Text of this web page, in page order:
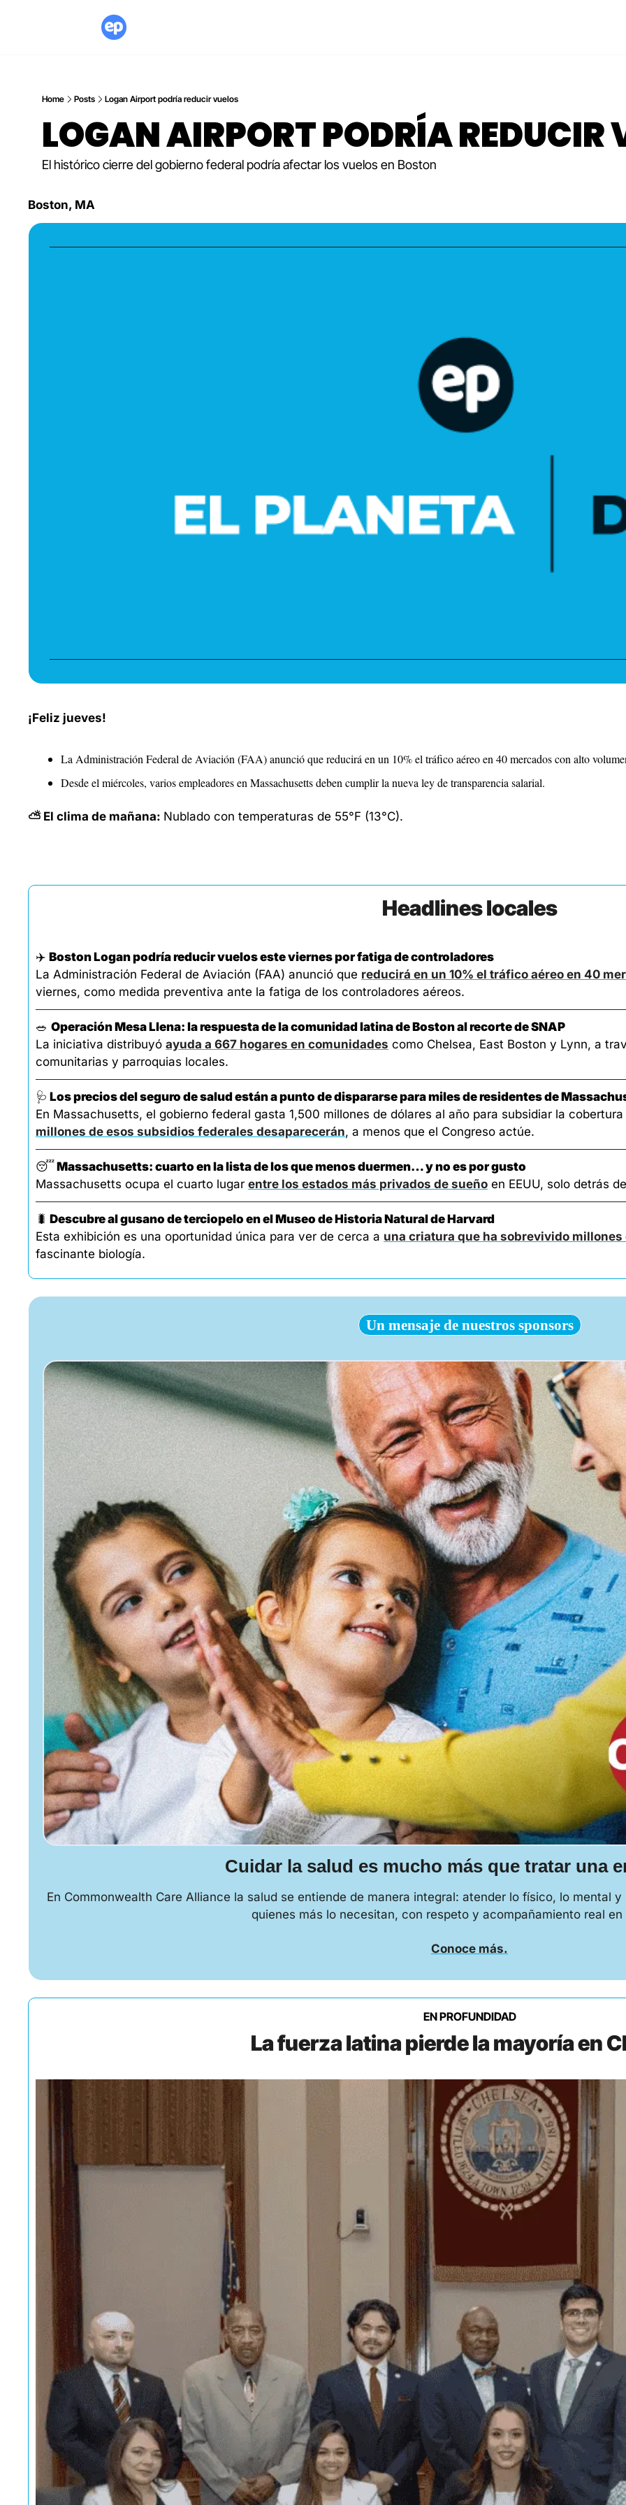
Home Posts Logan Airport podría reducir vuelos
LOGAN AIRPORT PODRÍA REDUCIR
El histórico cierre del gobierno federal podría afectar los vuelos en Boston
Boston, MA
¡Feliz jueves!
La Administración Federal de Aviación (FAA) anunció que reducirá en un 10% el tráfico aéreo en 40 mercados con alto
Desde el miércoles, varios empleadores en Massachusetts deben cumplir la nueva ley de transparencia salarial.
⛅ El clima de mañana: Nublado con temperaturas de 55°F (13°C).
Headlines locales
✈️ Boston Logan podría reducir vuelos este viernes por fatiga de controladores
La Administración Federal de Aviación (FAA) anunció que reducirá en un 10% el tráfico aéreo en 40
viernes, como medida preventiva ante la fatiga de los controladores aéreos.
🥗 Operación Mesa Llena: la respuesta de la comunidad latina de Boston al recorte de SNAP
La iniciativa distribuyó ayuda a 667 hogares en comunidades como Chelsea, East Boston y Lynn, a
comunitarias y parroquias locales.
🩺 Los precios del seguro de salud están a punto de dispararse para miles de residentes de
En Massachusetts, el gobierno federal gasta 1,500 millones de dólares al año para subsidiar la
millones de esos subsidios federales desaparecerán, a menos que el Congreso actúe.
😴 Massachusetts: cuarto en la lista de los que menos duermen… y no es por gusto
Massachusetts ocupa el cuarto lugar entre los estados más privados de sueño en EEUU, solo detrás
🐛 Descubre al gusano de terciopelo en el Museo de Historia Natural de Harvard
Esta exhibición es una oportunidad única para ver de cerca a una criatura que ha sobrevivido millones
fascinante biología.
Un mensaje de nuestros sponsors
Cuidar la salud es mucho más que tratar una
En Commonwealth Care Alliance la salud se entiende de manera integral: atender lo físico, lo mental
quienes más lo necesitan, con respeto y acompañamiento real en
Conoce más.
EN PROFUNDIDAD
La fuerza latina pierde la mayoría en